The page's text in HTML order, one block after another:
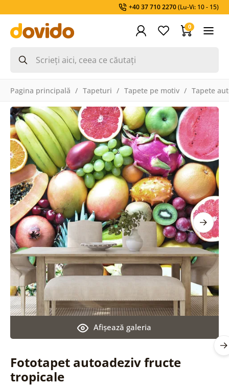
+40 37 710 2270(Lu-Vi: 10 - 15)
0
Pagina principală Tapeturi Tapete pe motiv Tapete
Fototapet autoadeziv fructe
tropicale
Afişează galeria